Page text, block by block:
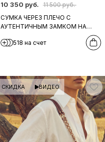
10 350 руб.
11 500 руб.
СУМКА ЧЕРЕЗ ПЛЕЧО С
АУТЕНТИЧНЫМ ЗАМКОМ НА
КЛАПАНЕ ОТ BE NICE ИЗ ЧЕРНОЙ
КОЖИ518 на счет
СКИДКА ВИДЕО